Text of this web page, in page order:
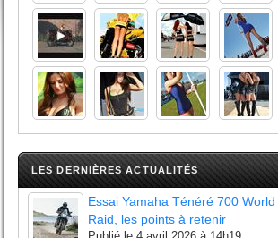
LES DERNIÈRES ACTUALITÉS
Essai Yamaha Ténéré 700 World
Raid, les points à retenir